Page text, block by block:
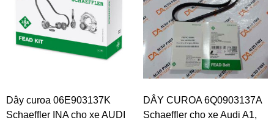
Dây curoa 06E903137K
Schaeffler INA cho xe AUDI
DÂY CUROA 6Q0903137A
Schaeffler cho xe Audi A1,